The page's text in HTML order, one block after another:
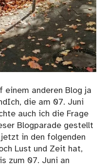
einem anderen Blog ja
die am 07. Juni
auch ich die Frage
Blogparade gestellt
in den folgenden
Lust und Zeit hat,
zum 07. Juni an